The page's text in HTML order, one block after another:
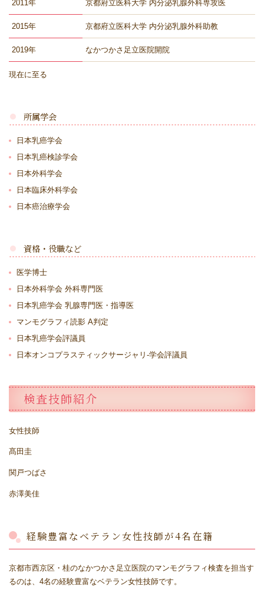
2011年 京都府立医科大学 内分泌乳腺外科専攻医
2015年 京都府立医科大学 内分泌乳腺外科助教
2019年 なかつかさ足立医院開院
現在に至る
所属学会
日本乳癌学会
日本乳癌検診学会
日本外科学会
日本臨床外科学会
日本癌治療学会
資格・役職など
医学博士
日本外科学会 外科専門医
日本乳癌学会 乳腺専門医・指導医
マンモグラフィ読影 A判定
日本乳癌学会評議員
日本オンコプラスティックサージャリ-学会評議員
検査技師紹介
女性技師
髙田圭
関戸つばさ
赤澤美佳
経験豊富なベテラン女性技師が4名在籍
京都市西京区・桂のなかつかさ足立医院のマンモグラフィ検査を担当す
るのは、4名の経験豊富なベテラン女性技師です。